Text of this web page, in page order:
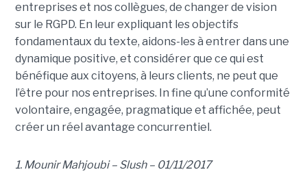
entreprises et nos collègues, de changer de vision
sur le RGPD. En leur expliquant les objectifs
fondamentaux du texte, aidons-les à entrer dans une
dynamique positive, et considérer que ce qui est
bénéfique aux citoyens, à leurs clients, ne peut que
l’être pour nos entreprises. In fine qu’une conformité
volontaire, engagée, pragmatique et affichée, peut
créer un réel avantage concurrentiel.
1. Mounir Mahjoubi – Slush – 01/11/2017